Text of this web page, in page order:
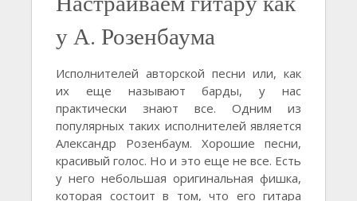
у А. Розенбаума
Исполнителей авторской песни или, как
их еще называют барды, у нас
практически знают все. Одним из
популярных таких исполнителей является
Александр Розенбаум. Хорошие песни,
красивый голос. Но и это еще не все. Есть
у него небольшая оригинальная фишка,
которая состоит в том, что его гитара